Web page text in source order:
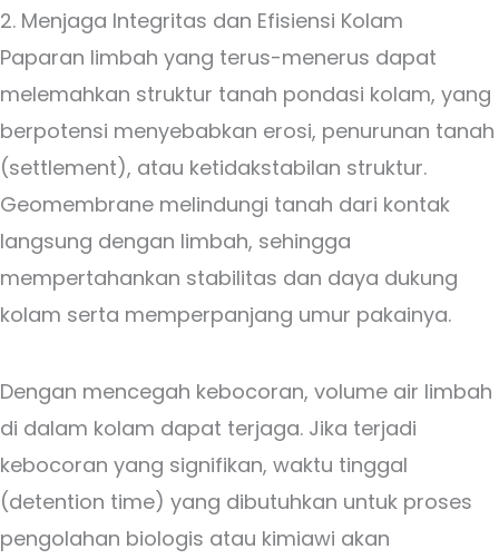
2. Menjaga Integritas dan Efisiensi Kolam
Paparan limbah yang terus-menerus dapat
melemahkan struktur tanah pondasi kolam, yang
berpotensi menyebabkan erosi, penurunan tanah
(settlement), atau ketidakstabilan struktur.
Geomembrane melindungi tanah dari kontak
langsung dengan limbah, sehingga
mempertahankan stabilitas dan daya dukung
kolam serta memperpanjang umur pakainya.
Dengan mencegah kebocoran, volume air limbah
di dalam kolam dapat terjaga. Jika terjadi
kebocoran yang signifikan, waktu tinggal
(detention time) yang dibutuhkan untuk proses
pengolahan biologis atau kimiawi akan